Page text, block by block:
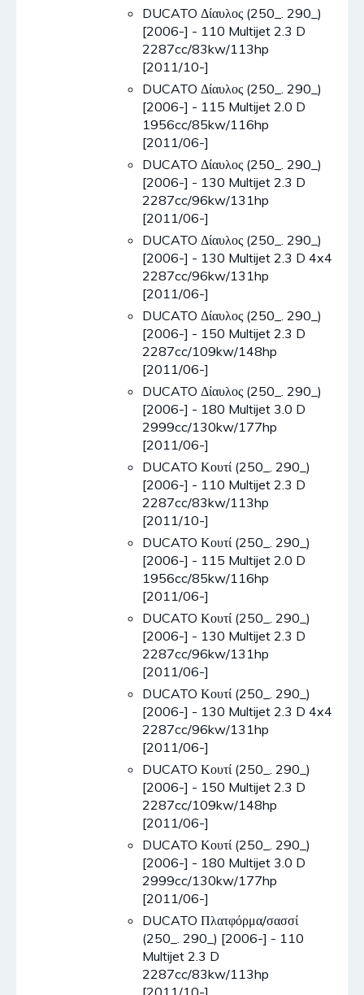
DUCATO Δίαυλος (250_. 290_)
[2006-] - 110 Multijet 2.3 D
2287cc/83kw/113hp
[2011/10-]
DUCATO Δίαυλος (250_. 290_)
[2006-] - 115 Multijet 2.0 D
1956cc/85kw/116hp
[2011/06-]
DUCATO Δίαυλος (250_. 290_)
[2006-] - 130 Multijet 2.3 D
2287cc/96kw/131hp
[2011/06-]
DUCATO Δίαυλος (250_. 290_)
[2006-] - 130 Multijet 2.3 D 4x4
2287cc/96kw/131hp
[2011/06-]
DUCATO Δίαυλος (250_. 290_)
[2006-] - 150 Multijet 2.3 D
2287cc/109kw/148hp
[2011/06-]
DUCATO Δίαυλος (250_. 290_)
[2006-] - 180 Multijet 3.0 D
2999cc/130kw/177hp
[2011/06-]
DUCATO Κουτί (250_. 290_)
[2006-] - 110 Multijet 2.3 D
2287cc/83kw/113hp
[2011/10-]
DUCATO Κουτί (250_. 290_)
[2006-] - 115 Multijet 2.0 D
1956cc/85kw/116hp
[2011/06-]
DUCATO Κουτί (250_. 290_)
[2006-] - 130 Multijet 2.3 D
2287cc/96kw/131hp
[2011/06-]
DUCATO Κουτί (250_. 290_)
[2006-] - 130 Multijet 2.3 D 4x4
2287cc/96kw/131hp
[2011/06-]
DUCATO Κουτί (250_. 290_)
[2006-] - 150 Multijet 2.3 D
2287cc/109kw/148hp
[2011/06-]
DUCATO Κουτί (250_. 290_)
[2006-] - 180 Multijet 3.0 D
2999cc/130kw/177hp
[2011/06-]
DUCATO Πλατφόρμα/σασσί
(250_. 290_) [2006-] - 110
Multijet 2.3 D
2287cc/83kw/113hp
[2011/10-]